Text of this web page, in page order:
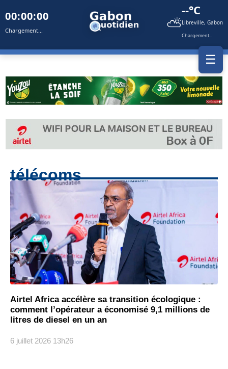
00:00:00
Chargement... ⛅
--°C
Libreville, Gabon
Chargement...
☰
télécoms
Airtel Africa accélère sa transition écologique :
comment l’opérateur a économisé 9,1 millions de
litres de diesel en un an
6 juillet 2026 13h26